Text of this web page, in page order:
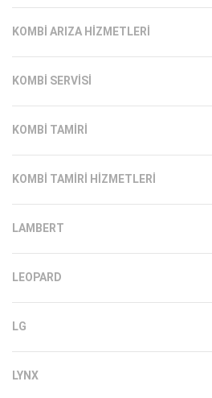
KOMBI ARIZA HIZMETLERI
KOMBI SERVISI
KOMBI TAMIRI
KOMBI TAMIRI HIZMETLERI
LAMBERT
LEOPARD
LG
LYNX